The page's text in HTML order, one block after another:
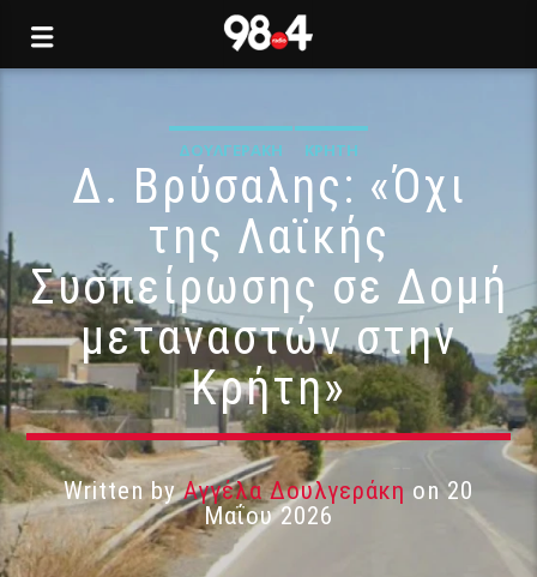
ΔΟΥΛΓΕΡΆΚΗ ΚΡΉΤΗ
Δ. Βρύσαλης: «Όχι
της Λαϊκής
Συσπείρωσης σε Δομή
μεταναστών στην
Κρήτη»
Written byΑγγέλα Δουλγεράκη on 20
Μαΐου 2026